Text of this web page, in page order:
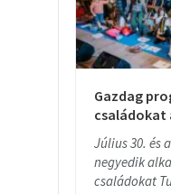
Gazdag
családokat
Július 30. és
negyedik
családokat